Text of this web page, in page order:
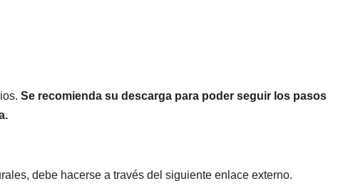
Se recomienda su descarga para poder seguir los pasos
debe hacerse a través del siguiente enlace externo.